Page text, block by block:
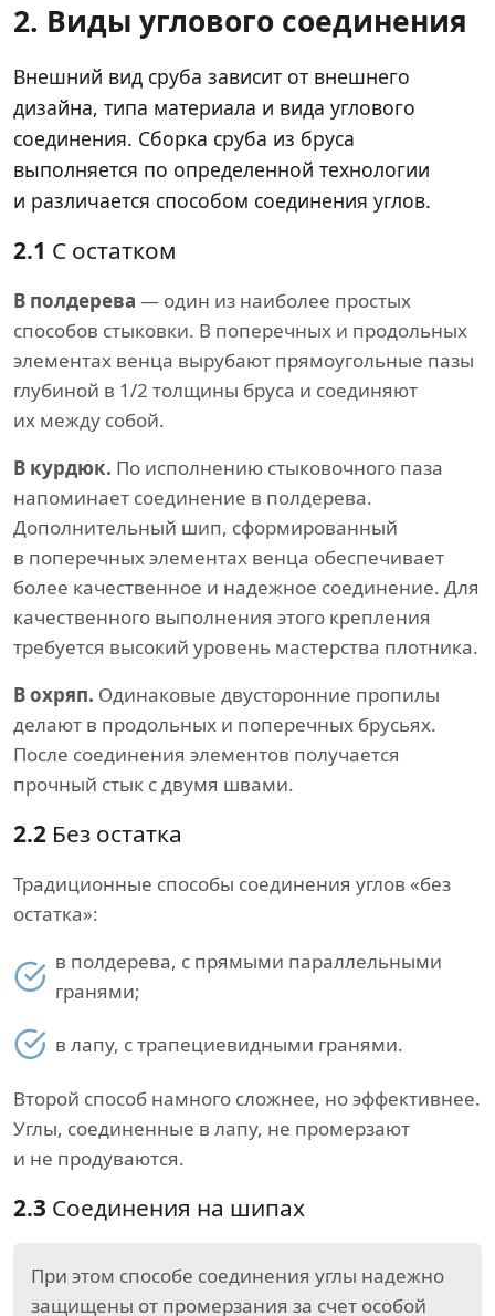
2. Виды углового соединения
Внешний вид сруба зависит от внешнего
дизайна, типа материала и вида углового
соединения. Сборка сруба из бруса
выполняется по определенной технологии
и различается способом соединения углов.
2.1 С остатком
В полдерева — один из наиболее простых
способов стыковки. В поперечных и продольных
элементах венца вырубают прямоугольные пазы
глубиной в 1/2 толщины бруса и соединяют
их между собой.
В курдюк. По исполнению стыковочного паза
напоминает соединение в полдерева.
Дополнительный шип, сформированный
в поперечных элементах венца обеспечивает
более качественное и надежное соединение. Для
качественного выполнения этого крепления
требуется высокий уровень мастерства плотника.
В охряп. Одинаковые двусторонние пропилы
делают в продольных и поперечных брусьях.
После соединения элементов получается
прочный стык с двумя швами.
2.2 Без остатка
Традиционные способы соединения углов «без
остатка»:
в полдерева, с прямыми параллельными
гранями;
в лапу, с трапециевидными гранями.
Второй способ намного сложнее, но эффективнее.
Углы, соединенные в лапу, не промерзают
и не продуваются.
2.3 Соединения на шипах
При этом способе соединения углы надежно
защищены от промерзания за счет особой